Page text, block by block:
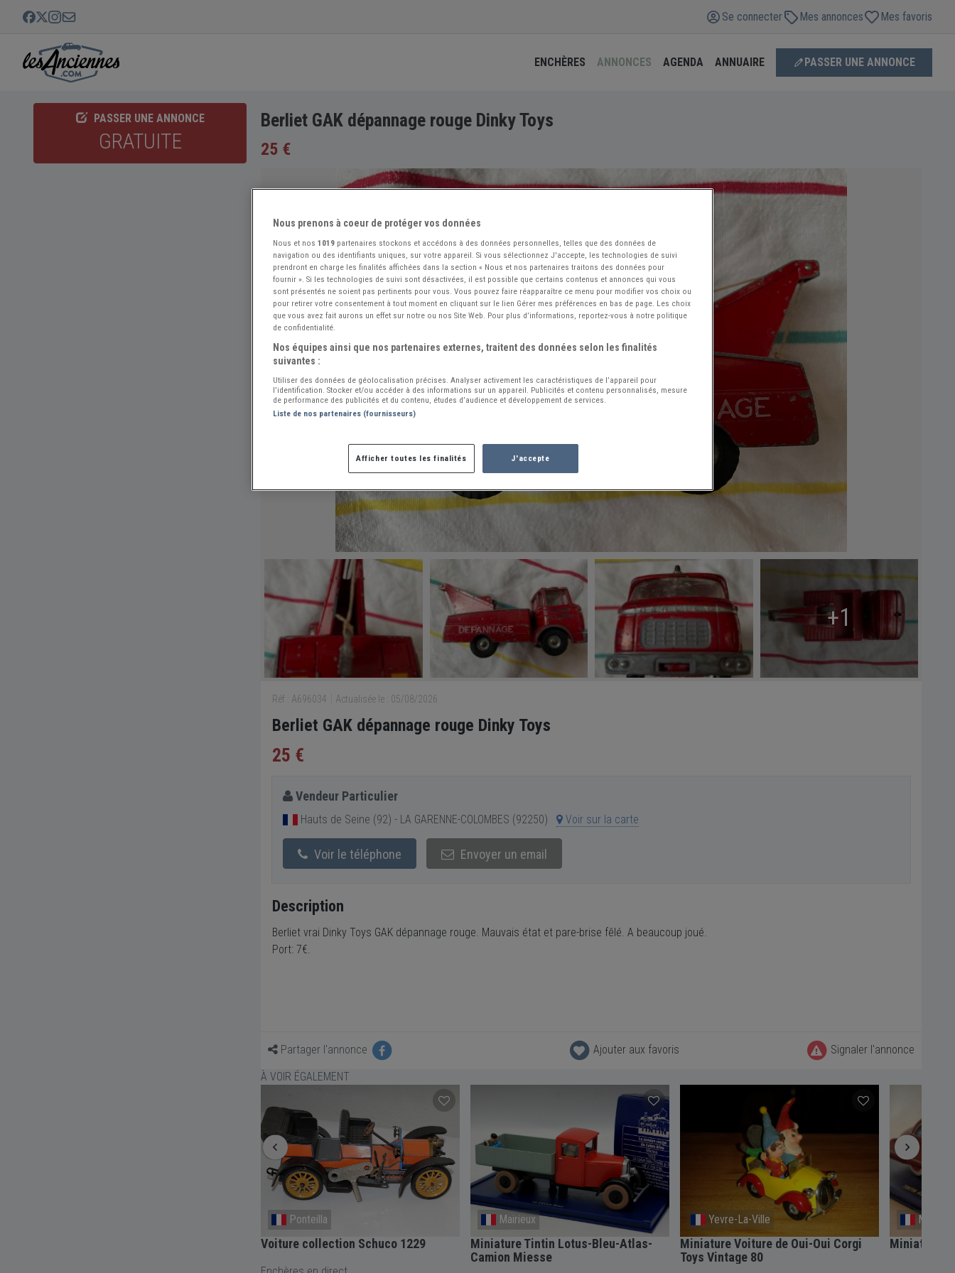
Se connecter Mes annonces Mes favoris
ENCHÈRES ANNONCES AGENDA ANNUAIRE PASSER UNE ANNONCE
PASSER UNE ANNONCE
GRATUITE
Berliet GAK dépannage rouge Dinky Toys
25 €
+1
Réf : A696034 Actualisée le : 05/08/2026
Berliet GAK dépannage rouge Dinky Toys
25 €
Vendeur Particulier
Hauts de Seine (92) - LA GARENNE-COLOMBES (92250) Voir sur la carte
Voir le téléphone Envoyer un email
Description
Berliet vrai Dinky Toys GAK dépannage rouge. Mauvais état et pare-brise fêlé. A beaucoup joué.
Port: 7€.
Partager l'annonce Ajouter aux favoris
Signaler l'annonce
À VOIR ÉGALEMENT
Mairieux
Miniature Tintin Lotus-Bleu-Atlas-
Yevre-La-Ville
Miniature Voiture de Oui-Oui Corgi
Toys Vintage 80
Mairieux
Miniature Tintin BUICK
Mairieux
Miniature
Nous prenons à coeur de protéger vos données
Nous et nos 1019 partenaires stockons et accédons à des données personnelles, telles que des données de
navigation ou des identifiants uniques, sur votre appareil. Si vous sélectionnez J'accepte, les technologies de suivi
prendront en charge les finalités affichées dans la section « Nous et nos partenaires traitons des données pour
fournir ». Si les technologies de suivi sont désactivées, il est possible que certains contenus et annonces qui vous
sont présentés ne soient pas pertinents pour vous. Vous pouvez faire réapparaître ce menu pour modifier vos choix ou
pour retirer votre consentement à tout moment en cliquant sur le lien Gérer mes préférences en bas de page. Les choix
que vous avez fait aurons un effet sur notre ou nos Site Web. Pour plus d’informations, reportez-vous à notre politique
de confidentialité.
Nos équipes ainsi que nos partenaires externes, traitent des données selon les finalités
suivantes :
Utiliser des données de géolocalisation précises. Analyser activement les caractéristiques de l’appareil pour
l’identification. Stocker et/ou accéder à des informations sur un appareil. Publicités et contenu personnalisés, mesure
de performance des publicités et du contenu, études d’audience et développement de services.
Liste de nos partenaires (fournisseurs)
Afficher toutes les finalités J'accepte